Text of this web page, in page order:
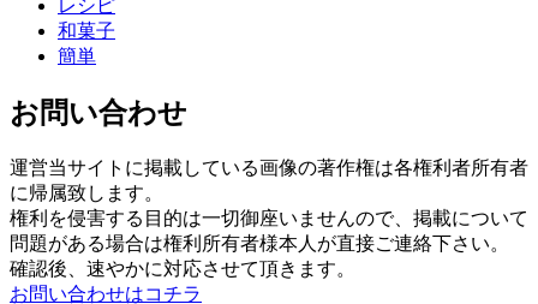
レシピ
和菓子
簡単
お問い合わせ
運営当サイトに掲載している画像の著作権は各権利者所有者
に帰属致します。
権利を侵害する目的は一切御座いませんので、掲載について
問題がある場合は権利所有者様本人が直接ご連絡下さい。
確認後、速やかに対応させて頂きます。
お問い合わせはコチラ